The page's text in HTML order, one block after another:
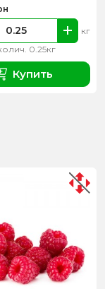
0.25кг
кг
Купить